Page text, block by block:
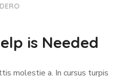
is Needed
molestie a. In cursus turpis